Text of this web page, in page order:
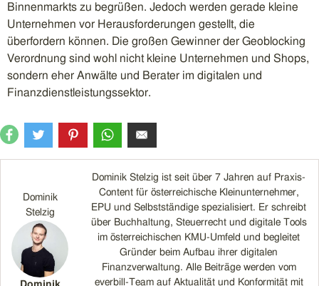
Binnenmarkts zu begrüßen. Jedoch werden gerade kleine
Unternehmen vor Herausforderungen gestellt, die
überfordern können. Die großen Gewinner der Geoblocking
Verordnung sind wohl nicht kleine Unternehmen und Shops,
sondern eher Anwälte und Berater im digitalen und
Finanzdienstleistungssektor.
Dominik
Stelzig
Dominik Stelzig ist seit über 7 Jahren auf Praxis-
Content für österreichische Kleinunternehmer,
EPU und Selbstständige spezialisiert. Er schreibt
über Buchhaltung, Steuerrecht und digitale Tools
im österreichischen KMU-Umfeld und begleitet
Gründer beim Aufbau ihrer digitalen
Finanzverwaltung. Alle Beiträge werden vom
everbill-Team auf Aktualität und Konformität mit